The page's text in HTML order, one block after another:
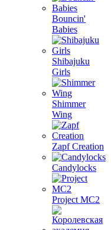
Bouncin'
Babies
Shibajuku
Girls
Shimmer
Wing
Zapf Creation
Candylocks
Project MС2